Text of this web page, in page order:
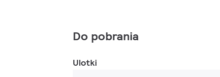
Do pobrania
Ulotki